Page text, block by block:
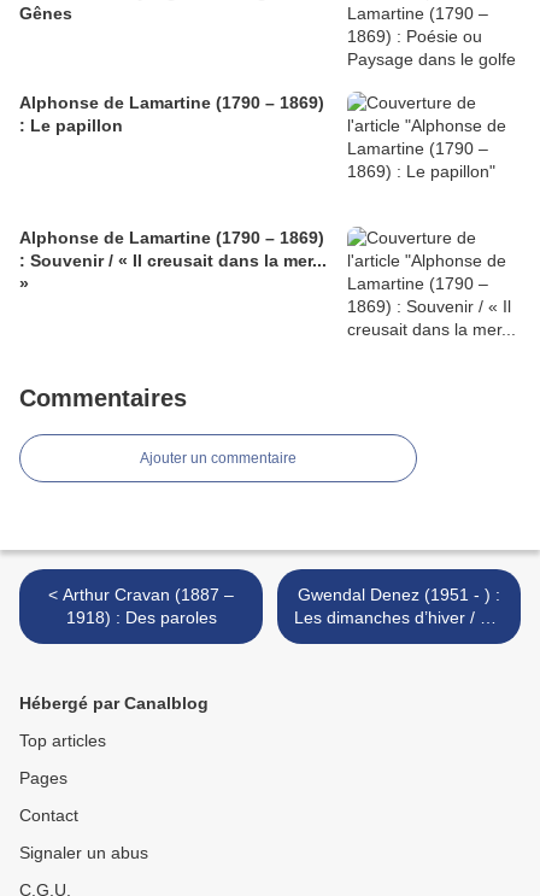
Gênes
Alphonse de Lamartine (1790 – 1869)
: Le papillon
Alphonse de Lamartine (1790 – 1869)
: Souvenir / « Il creusait dans la mer...
»
Commentaires
Ajouter un commentaire
< Arthur Cravan (1887 –
1918) : Des paroles
Gwendal Denez (1951 - ) :
Les dimanches d’hiver / Sul
ar goanv >
Hébergé par Canalblog
Top articles
Pages
Contact
Signaler un abus
C.G.U.